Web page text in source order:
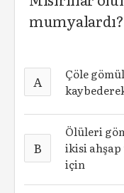
mumyalardı?
A
Çöle
B
Ölüleri
ikisi
için